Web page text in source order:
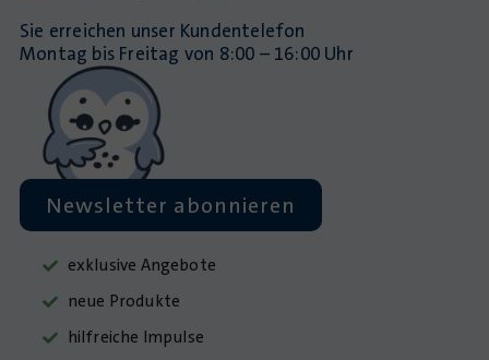
Sie erreichen unser Kundentelefon
Montag bis Freitag von 8:00 – 16:00 Uhr
Newsletter abonnieren
exklusive Angebote
neue Produkte
hilfreiche Impulse